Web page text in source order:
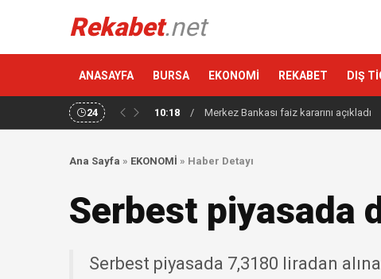
Rekabet.net
ANASAYFA BURSA EKONOMİ REKABET DIŞ
24 10:18 / Merkez Bankası faiz kararını açıkladı
Ana Sayfa » EKONOMİ » Haber Detayı
Serbest piyasada
Serbest piyasada 7,3180 liradan